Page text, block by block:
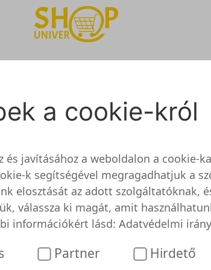
még nem lett felülvizsgálva
weboldalról még nem rendelkezünk
nem vizsgálta át és tesztelte
a cookie-król
és javításához a weboldalon a cookie-
k segítségével megragadhatjuk a
elosztását az adott szolgáltatóknak,
válassza ki magát, amit
információkért lásd: Adatvédelmi
Partner Hirdető